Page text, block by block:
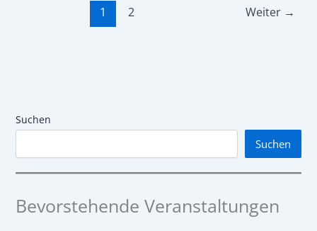
1 2 Weiter →
Suchen
Suchen
Bevorstehende Veranstaltungen